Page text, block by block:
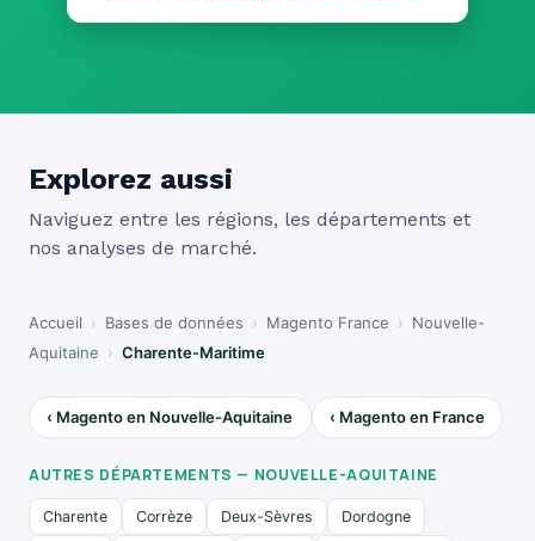
Explorez aussi
Naviguez entre les régions, les départements et
nos analyses de marché.
Accueil › Bases de données › Magento France › Nouvelle-
Aquitaine › Charente-Maritime
‹ Magento en Nouvelle-Aquitaine ‹ Magento en France
AUTRES DÉPARTEMENTS — NOUVELLE-AQUITAINE
Charente Corrèze Deux-Sèvres Dordogne